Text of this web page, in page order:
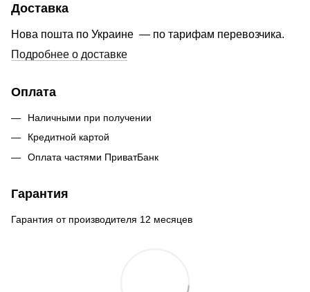
Доставка
Нова пошта по Украине — по тарифам перевозчика.
Подробнее о доставке
Оплата
Наличными при получении
Кредитной картой
Оплата частями ПриватБанк
Гарантия
Гарантия от производителя 12 месяцев